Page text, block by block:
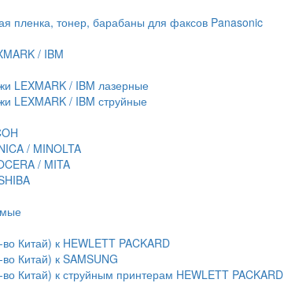
пленка, тонер, барабаны для факсов Panasonic
/ IBM
LEXMARK / IBM лазерные
LEXMARK / IBM струйные
/ MINOLTA
/ MITA
Китай) к HEWLETT PACKARD
Китай) к SAMSUNG
Китай) к струйным принтерам HEWLETT PACKARD